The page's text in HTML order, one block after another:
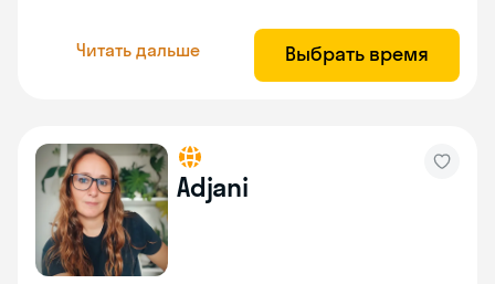
Читать дальше Выбрать время
Adjani